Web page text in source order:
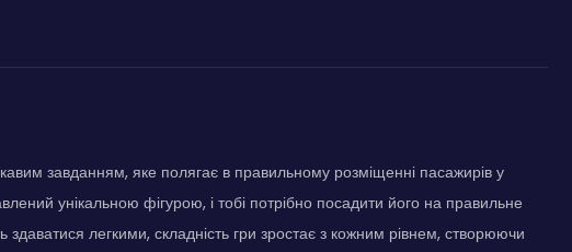
завданням, яке полягає в правильному розміщенні пасажирів у
унікальною фігурою, і тобі потрібно посадити його на правильне
здаватися легкими, складність гри зростає з кожним рівнем, створюючи